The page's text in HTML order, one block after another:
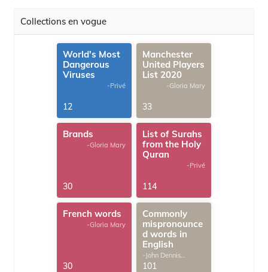
Collections en vogue
World's Most
Dangerous
Viruses
-Privé
12
Manchester
United Players
List 2020
-Gloria Mary
33
Brands
-Gloria Mary
30
List of Surahs
from the Holy
Quran
-Privé
114
French words
-Gloria Mary
30
Commonly
mispronounce
d words in
English
-John Dennis
G.Thomas
101